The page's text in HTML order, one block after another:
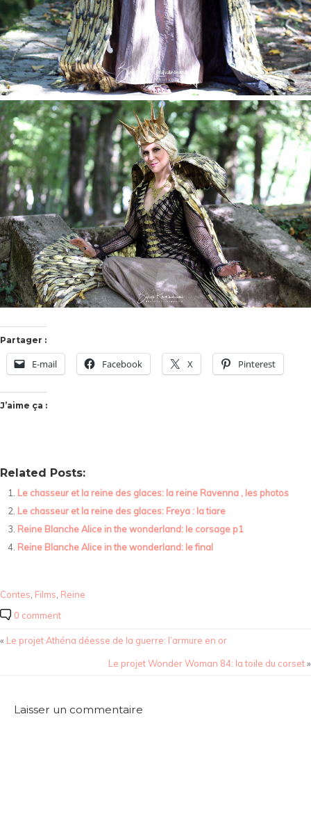
Partager :
E-mail Facebook X Pinterest
J’aime ça :
Related Posts:
Le chasseur et la reine des glaces: la reine Ravenna , les photos
Le chasseur et la reine des glaces: Freya : la tiare
Reine Blanche Alice in the wonderland: le corsage p1
Reine Blanche Alice in the wonderland: le final
Contes Films Reine
0 comment
« Le projet Athéna déesse de la guerre: l’armure en or
Le projet Wonder Woman 84: la toile du corset»
Laisser un commentaire